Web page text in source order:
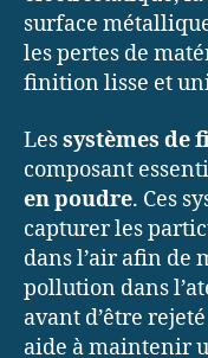
surface
les pertes de
finition lisse et
Lessystèmes de
composant
en poudre. Ces
capturer les
dans l’air afin de
pollution dans
avant d’être
aide à maintenir